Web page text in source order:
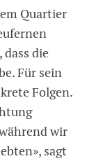
Quartier
die
Für sein
Folgen.
wir
sagt